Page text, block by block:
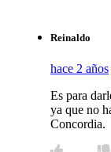
Reinaldo
hace 2 años
Es para
ya que no
Concordia.